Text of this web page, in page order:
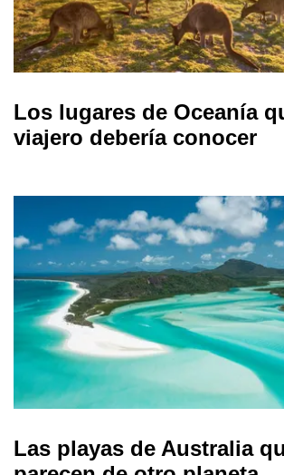
Los lugares de Oceanía
viajero debería conocer
Las playas de Australia